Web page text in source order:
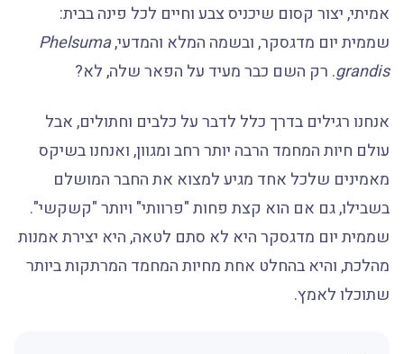
אמיתי, יצור קסום שיכניס צבע וחיים לכל פינה בבית:
שממית יום מדגסקר, ובשמה המלא והמדעי,Phelsuma
grandis. רק השם כבר מעיד על הפאר שלה, לא?
אנחנו רגילים בדרך כלל לדבר על כלבים וחתולים, אבל
עולם חיות המחמד הרבה יותר רחב ומגוון, ואנחנו בשיקס
מאמינים שלכל אחד מגיע למצוא את החבר המושלם
בשבילו, גם אם הוא קצת פחות "פרוותי" ויותר "קשקשי".
שממית יום מדגסקר היא לא סתם לטאה, היא יצירת אמנות
מהלכת, והיא בהחלט אחת מחיות המחמד המרתקות ביותר
שתוכלו לאמץ.